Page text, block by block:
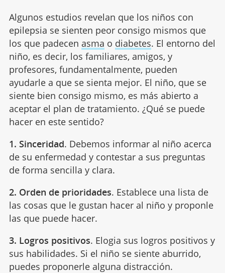
Algunos estudios revelan que los niños con
epilepsia se sienten peor consigo mismos que
los que padecen asma o diabetes. El entorno del
niño, es decir, los familiares, amigos, y
profesores, fundamentalmente, pueden
ayudarle a que se sienta mejor. El niño, que se
siente bien consigo mismo, es más abierto a
aceptar el plan de tratamiento. ¿Qué se puede
hacer en este sentido?
1. Sinceridad. Debemos informar al niño acerca
de su enfermedad y contestar a sus preguntas
de forma sencilla y clara.
2. Orden de prioridades. Establece una lista de
las cosas que le gustan hacer al niño y proponle
las que puede hacer.
3. Logros positivos. Elogia sus logros positivos y
sus habilidades. Si el niño se siente aburrido,
puedes proponerle alguna distracción.